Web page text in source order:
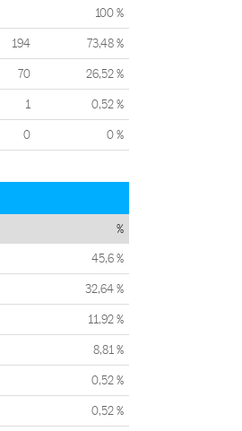
100 %
194 73,48 %
70 26,52 %
1 0,52 %
0 0 %
%
45,6 %
32,64 %
11,92 %
8,81 %
0,52 %
0,52 %